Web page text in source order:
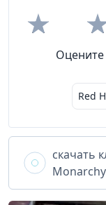
Оцените
Red
скачать